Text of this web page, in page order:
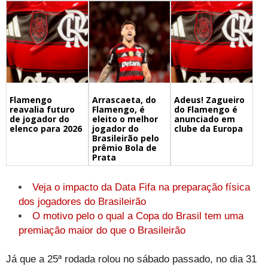
Flamengo
reavalia futuro
de jogador do
elenco para 2026
Arrascaeta, do
Flamengo, é
eleito o melhor
jogador do
Brasileirão pelo
prêmio Bola de
Prata
Adeus! Zagueiro
do Flamengo é
anunciado em
clube da Europa
Veja o impacto da Data Fifa na preparação física
dos jogadores do Brasileirão
O motivo pelo o qual a Copa do Brasil tem uma
premiação maior do que o Brasileirão
Já que a 25ª rodada rolou no sábado passado, no dia 31